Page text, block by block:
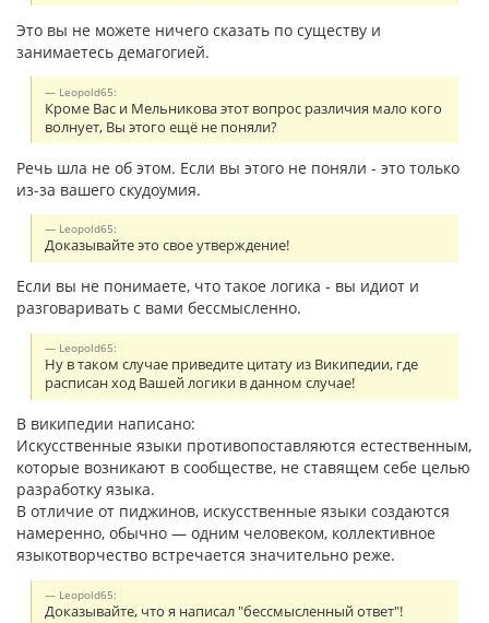
Это вы не можете ничего сказать по существу и
занимаетесь демагогией.
Leopold65:
Кроме Вас и Мельникова этот вопрос различия мало кого
волнует, Вы этого ещё не поняли?
Речь шла не об этом. Если вы этого не поняли - это только
из-за вашего скудоумия.
Leopold65:
Доказывайте это свое утверждение!
Если вы не понимаете, что такое логика - вы идиот и
разговаривать с вами бессмысленно.
Leopold65:
Ну в таком случае приведите цитату из Википедии, где
расписан ход Вашей логики в данном случае!
В википедии написано:
Искусственные языки противопоставляются естественным,
которые возникают в сообществе, не ставящем себе целью
разработку языка.
В отличие от пиджинов, искусственные языки создаются
намеренно, обычно — одним человеком, коллективное
языкотворчество встречается значительно реже.
Leopold65:
Доказывайте, что я написал "бессмысленный ответ"!